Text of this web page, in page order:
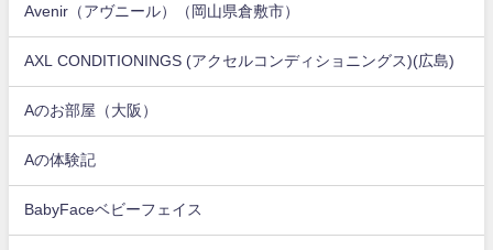
Avenir（アヴニール）（岡山県倉敷市）
AXL CONDITIONINGS (アクセルコンディショニングス)(広島)
Aのお部屋（大阪）
Aの体験記
BabyFaceベビーフェイス